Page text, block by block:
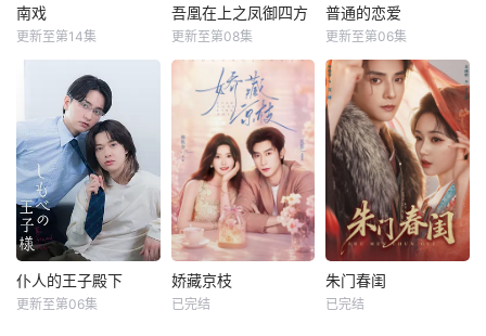
南戏
更新至第14集
吾凰在上之凤御四方
更新至第08集
普通的恋爱
更新至第06集
仆人的王子殿下
更新至第06集
娇藏京枝
已完结
朱门春闺
已完结